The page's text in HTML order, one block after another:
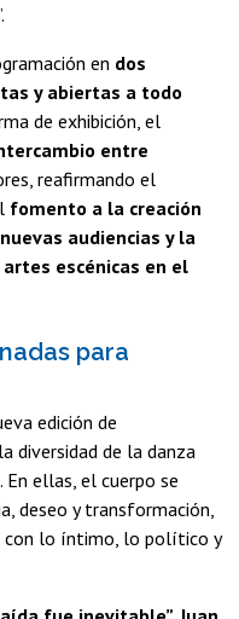
en dos
y abiertas a todo
de exhibición, el
entre
reafirmando el
fomento a la creación
audiencias y la
escénicas en el
para
edición de
diversidad de la danza
ellas, el cuerpo se
deseo y transformación,
con lo íntimo, lo político y